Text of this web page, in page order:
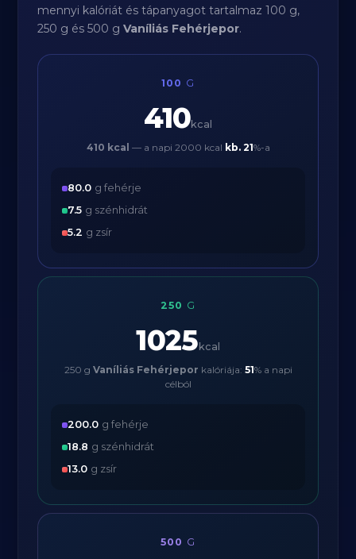
mennyi kalóriát és tápanyagot tartalmaz 100 g,
250 g és 500 gVaníliás Fehérjepor.
100 G
410kcal
410 kcal — a napi 2000 kcal kb. 21%-a
80.0 g fehérje
7.5 g szénhidrát
5.2 g zsír
250 G
1025 kcal
250 g Vaníliás Fehérjepor kalóriája: 51% a napi
célból
200.0 g fehérje
18.8 g szénhidrát
13.0 g zsír
500 G